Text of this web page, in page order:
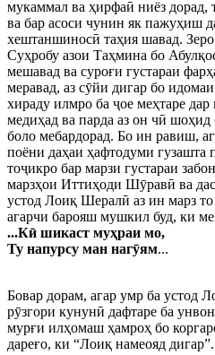
мукаммал ва ҳирфаӣ ниёз
ва бар асоси чунин як пажуҳиш
хештаншиносӣ таҳия шавад. Зеро
Суҳробу азои Таҳмина бо
мешавад ва суроғи густараи
меравад, аз сӯйи дигар бо
хираду илмро ба ҷое меҳтаре
медиҳад ва парда аз он чӣ шоҳид
боло мебардорад. Бо ин равиш,
поёни даҳаи ҳафтодуми гузашта
тоҷикро бар марзи густараи
марзҳои Иттиҳоди Шӯравӣ ва
устод Лоиқ Шералӣ аз ин марз
агарчи барояш мушкил буд, ки
...Кӣ шикаст муҳраи мо,
Ту напурсу ман нагӯям...
Бовар дорам, агар умр ба устод
рӯзгори кунунӣ дафтаре ба
мурғи илҳомаш ҳамроҳ бо
дареғо, ки “Лоиқ намеояд